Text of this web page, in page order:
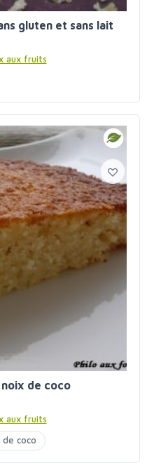
gluten et sans lait
aux fruits
noix de coco
aux fruits
de coco